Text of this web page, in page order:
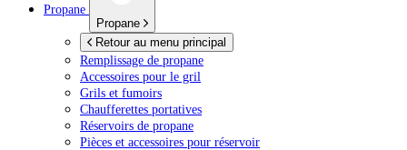
Propane
Propane
Retour au menu principal
Remplissage de propane
Accessoires pour le gril
Grils et fumoirs
Chaufferettes portatives
Réservoirs de propane
Pièces et accessoires pour réservoir